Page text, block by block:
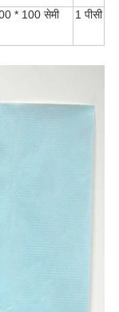
* 100 सेमी 1 पीसी